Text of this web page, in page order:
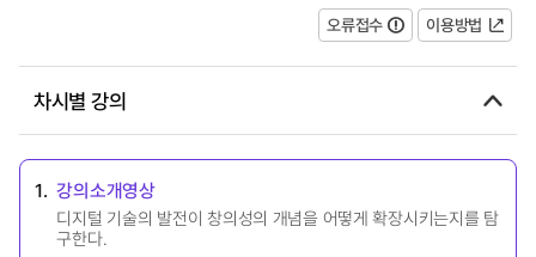
오류접수 이용방법
차시별 강의
1. 강의소개영상
디지털 기술의 발전이 창의성의 개념을 어떻게 확장시키는지를 탐
구한다.